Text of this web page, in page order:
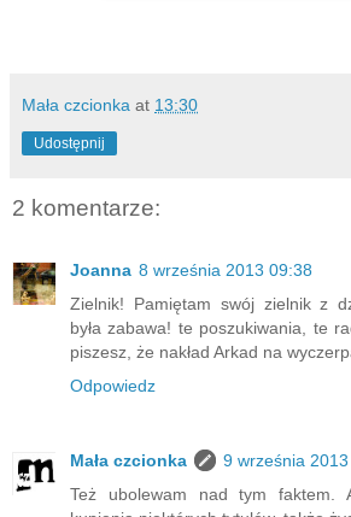
Mała czcionka at 13:30
Udostępnij
2 komentarze:
Joanna 8 września 2013 09:38
Zielnik! Pamiętam swój zielnik z
była zabawa! te poszukiwania, te
piszesz, że nakład Arkad na
Odpowiedz
Mała czcionka
9 września
Też ubolewam nad tym faktem.